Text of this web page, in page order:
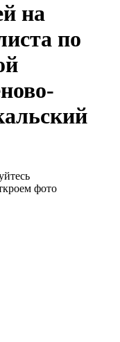
на
по
фото